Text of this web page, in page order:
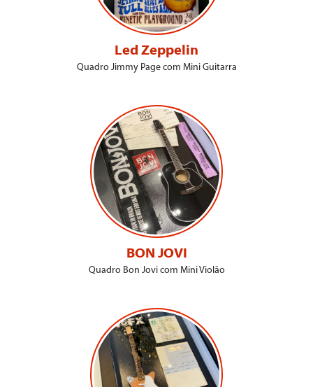
Led Zeppelin
Quadro Jimmy Page com Mini Guitarra
BON JOVI
Quadro Bon Jovi com Mini Violão